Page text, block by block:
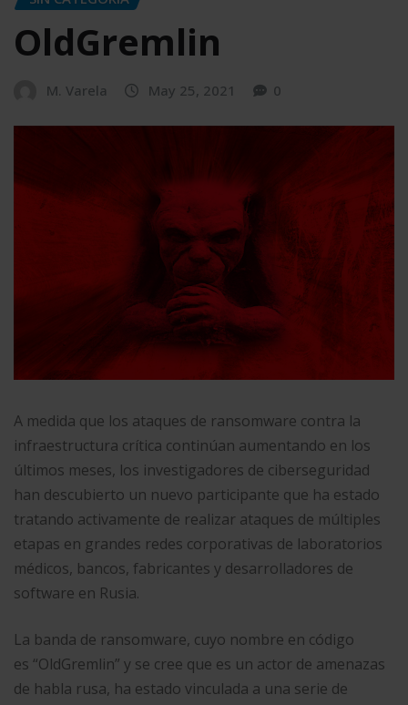
OldGremlin
M. Varela May 25, 2021 0
A medida que los ataques de ransomware contra la
infraestructura crítica continúan aumentando en los
últimos meses, los investigadores de ciberseguridad
han descubierto un nuevo participante que ha estado
tratando activamente de realizar ataques de múltiples
etapas en grandes redes corporativas de laboratorios
médicos, bancos, fabricantes y desarrolladores de
software en Rusia.
La banda de ransomware, cuyo nombre en código
es “OldGremlin” y se cree que es un actor de amenazas
de habla rusa, ha estado vinculada a una serie de